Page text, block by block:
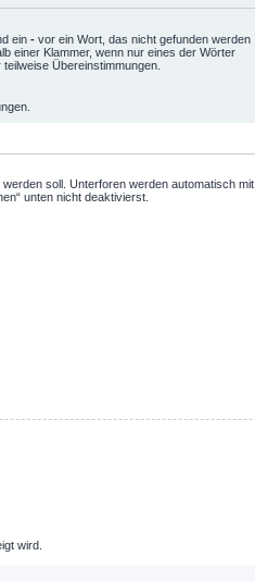
ein - vor ein Wort, das nicht gefunden werden
einer Klammer, wenn nur eines der Wörter
Übereinstimmungen.
soll. Unterforen werden automatisch mit
unten nicht deaktivierst.
wird.